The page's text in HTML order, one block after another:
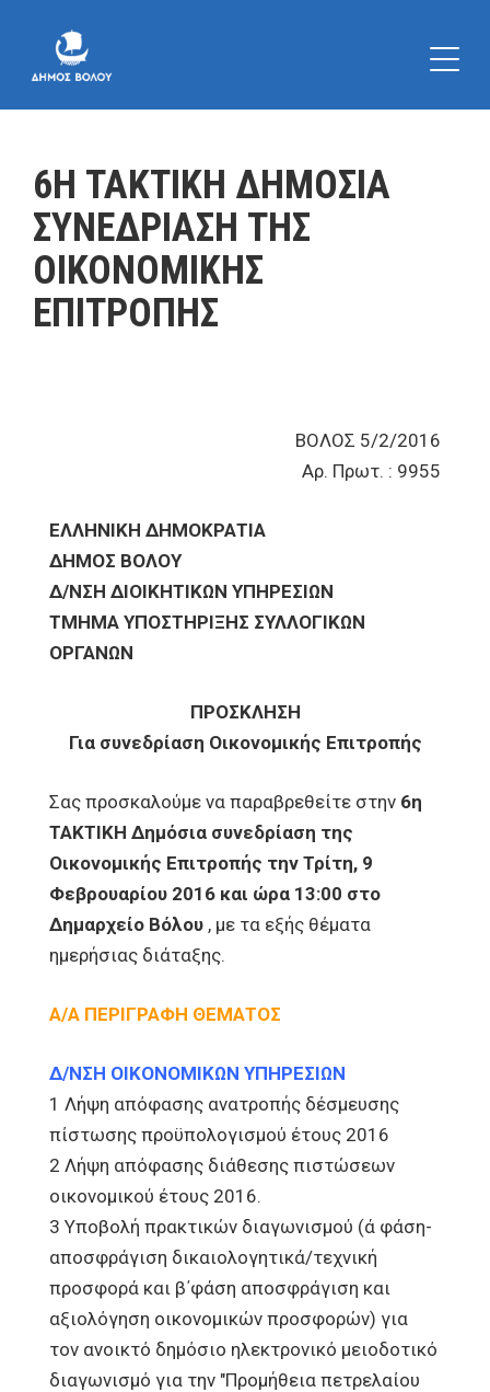
6Η ΤΑΚΤΙΚΗ ΔΗΜΟΣΙΑ
ΣΥΝΕΔΡΙΑΣΗ ΤΗΣ
ΟΙΚΟΝΟΜΙΚΗΣ
ΕΠΙΤΡΟΠΗΣ
ΒΟΛΟΣ 5/2/2016
Αρ. Πρωτ. : 9955
ΕΛΛΗΝΙΚΗ ΔΗΜΟΚΡΑΤΙΑ
ΔΗΜΟΣ ΒΟΛΟΥ
Δ/ΝΣΗ ΔΙΟΙΚΗΤΙΚΩΝ ΥΠΗΡΕΣΙΩΝ
ΤΜΗΜΑ ΥΠΟΣΤΗΡΙΞΗΣ ΣΥΛΛΟΓΙΚΩΝ
ΟΡΓΑΝΩΝ
ΠΡΟΣΚΛΗΣΗ
Για συνεδρίαση Οικονομικής Επιτροπής
Σας προσκαλούμε να παραβρεθείτε στην 6η
ΤΑΚΤΙΚΗ Δημόσια συνεδρίαση της
Οικονομικής Επιτροπής την Τρίτη, 9
Φεβρουαρίου 2016 και ώρα 13:00 στο
Δημαρχείο Βόλου , με τα εξής θέματα
ημερήσιας διάταξης.
Α/Α ΠΕΡΙΓΡΑΦΗ ΘΕΜΑΤΟΣ
Δ/ΝΣΗ ΟΙΚΟΝΟΜΙΚΩΝ ΥΠΗΡΕΣΙΩΝ
1 Λήψη απόφασης ανατροπής δέσμευσης
πίστωσης προϋπολογισμού έτους 2016
2 Λήψη απόφασης διάθεσης πιστώσεων
οικονομικού έτους 2016.
3 Υποβολή πρακτικών διαγωνισμού (ά φάση-
αποσφράγιση δικαιολογητικά/τεχνική
προσφορά και β΄φάση αποσφράγιση και
αξιολόγηση οικονομικών προσφορών) για
τον ανοικτό δημόσιο ηλεκτρονικό μειοδοτικό
διαγωνισμό για την "Προμήθεια πετρελαίου